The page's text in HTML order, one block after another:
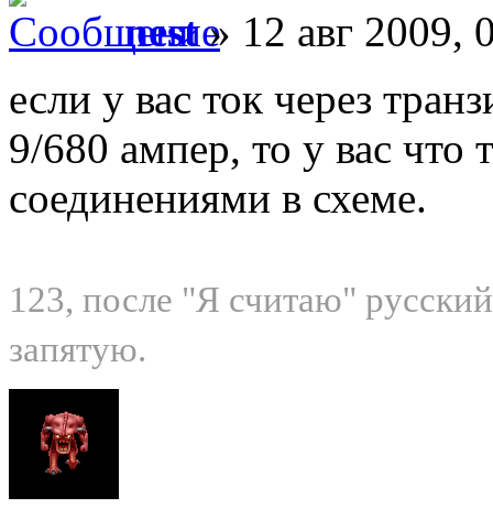
nest» 12 авг 2009,
если у вас ток через
9/680 ампер, то у вас что
соединениями в схеме.
123, после "Я считаю"
запятую.